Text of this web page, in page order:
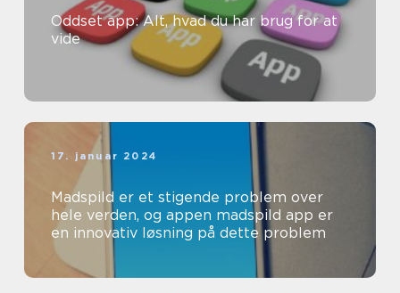
Oddset app: Alt, hvad du har brug for at
vide
17. januar 2024
Madspild er et stigende problem over
hele verden, og appen madspild app er
en innovativ løsning på dette problem